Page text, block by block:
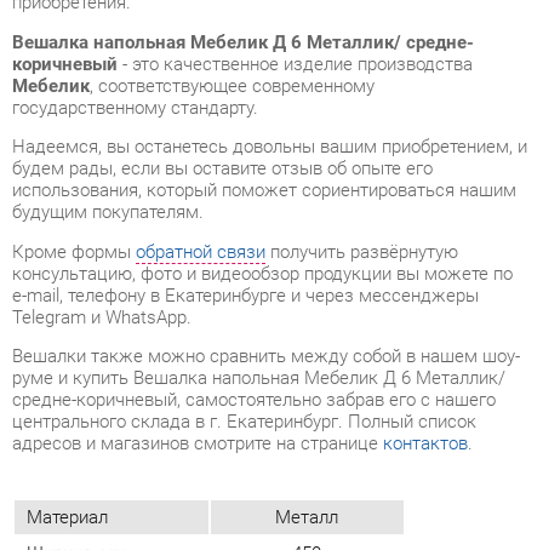
Надеемся, вы останетесь довольны вашим приобретением, и
будем рады, если вы оставите отзыв об опыте его
использования, который поможет сориентироваться нашим
будущим покупателям.
Кроме формыобратной связиполучить развёрнутую
консультацию, фото и видеообзор продукции вы можете по
e-mail, телефону в Екатеринбурге и через мессенджеры
Telegram и WhatsApp.
Вешалки также можно сравнить между собой в нашем шоу-
средне-коричневый, самостоятельно забрав его с нашего
центрального склада в г. Екатеринбург. Полный список
адресов и магазинов смотрите на страницеконтактов.
Материал Металл
Ширина, мм
450
Глубина, мм
280
Высота, мм
1800
Вес упаковок, кг
10